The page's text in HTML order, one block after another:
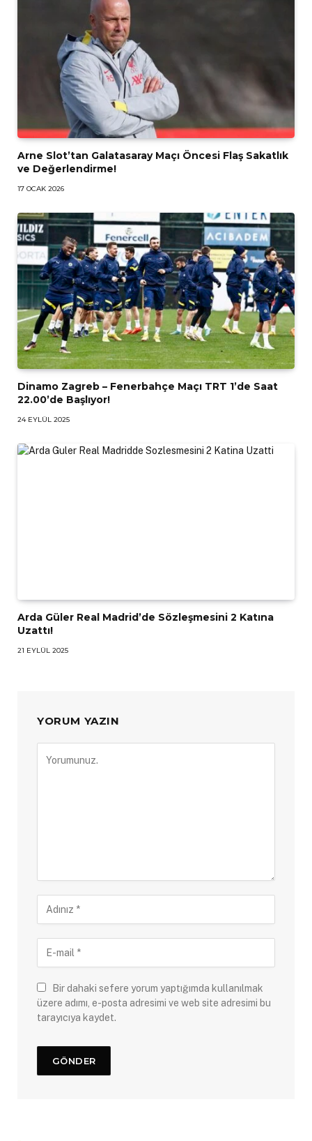
Arne Slot’tan Galatasaray Maçı Öncesi Flaş Sakatlık
ve Değerlendirme!
17 OCAK 2026
Dinamo Zagreb – Fenerbahçe Maçı TRT 1’de Saat
22.00’de Başlıyor!
24 EYLÜL 2025
Arda Güler Real Madrid’de Sözleşmesini 2 Katına
Uzattı!
21 EYLÜL 2025
YORUM YAZIN
Bir dahaki sefere yorum yaptığımda kullanılmak
üzere adımı, e-posta adresimi ve web site adresimi bu
tarayıcıya kaydet.